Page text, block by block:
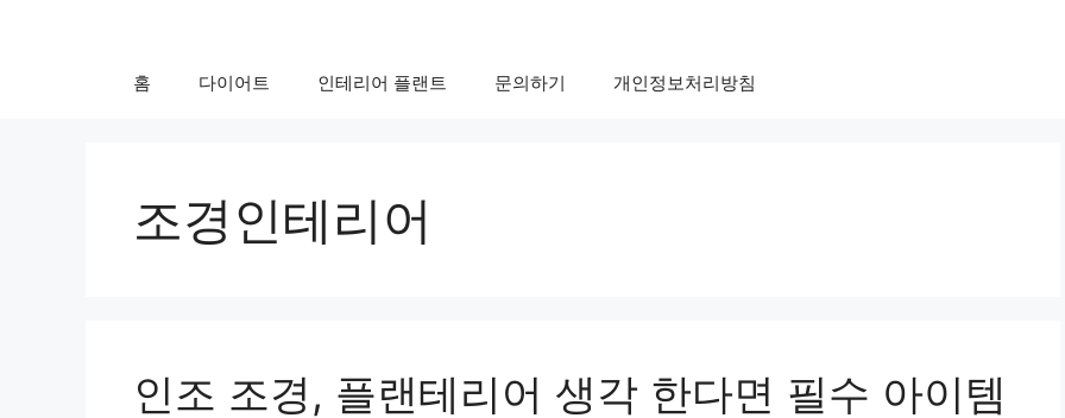
홈 다이어트 인테리어 플랜트 문의하기 개인정보처리방침
조경인테리어
인조 조경, 플랜테리어 생각 한다면 필수 아이템